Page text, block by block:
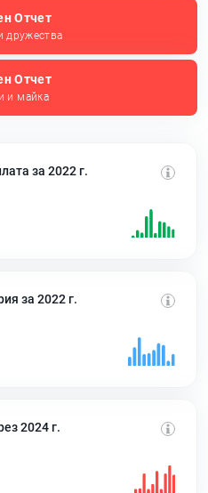
Отчет
дружества
Отчет
и майка
за 2022 г.
за 2022 г.
2024 г.